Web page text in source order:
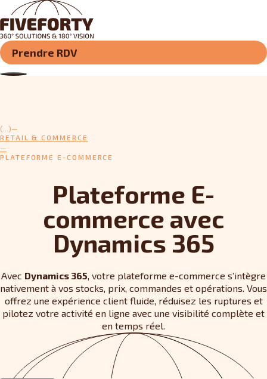
Prendre RDV
(...)
RETAIL & COMMERCE
PLATEFORME E-COMMERCE
Plateforme E-
commerce avec
Dynamics 365
Avec Dynamics 365, votre plateforme e-commerce s’intègre
nativement à vos stocks, prix, commandes et opérations. Vous
offrez une expérience client fluide, réduisez les ruptures et
pilotez votre activité en ligne avec une visibilité complète et
en temps réel.